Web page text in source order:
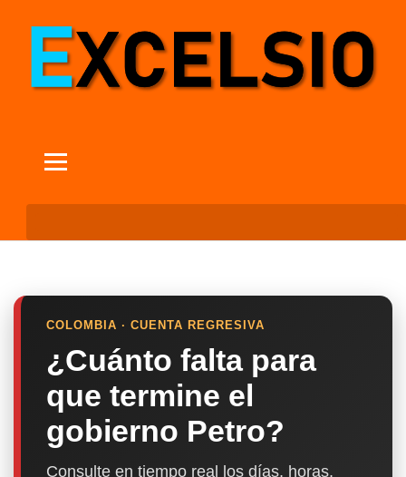
COLOMBIA · CUENTA REGRESIVA
¿Cuánto falta para
que termine el
gobierno Petro?
Consulte en tiempo real los días, horas,